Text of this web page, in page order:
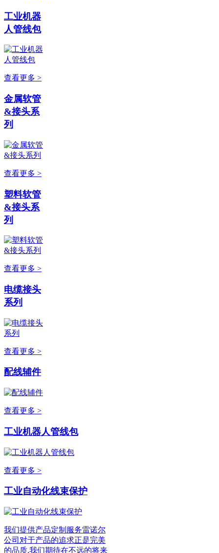
工业机器
人管线包
查看更多 >
金属软管
&接头系
列
查看更多 >
塑料软管
&接头系
列
查看更多 >
电缆接头
系列
查看更多 >
配线辅件
查看更多 >
工业机器人管线包
查看更多 >
工业自动化线束保护
我们提供产品定制服务雷诺尔
公司对于产品的追求正是完美
的品质,我们期待在不远的将来